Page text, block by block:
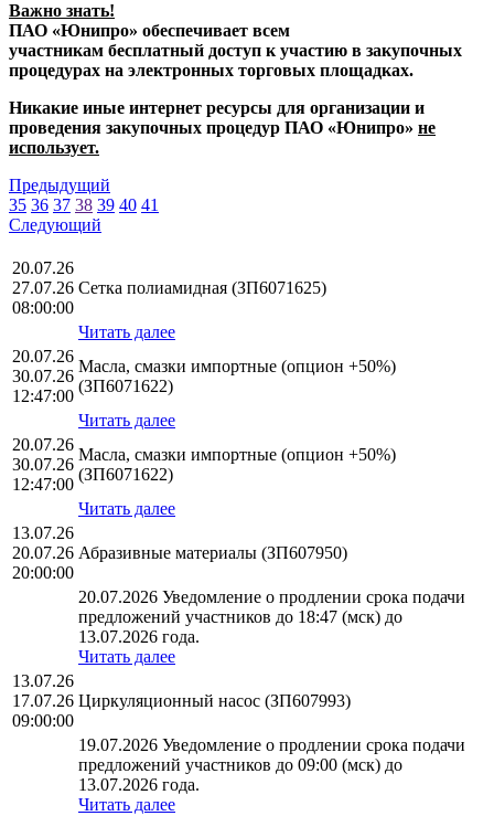
Важно знать!
ПАО «Юнипро» обеспечивает всем
участникам бесплатный доступ к участию в закупочных
процедурах на электронных торговых площадках.
Никакие иные интернет ресурсы для организации и
проведения закупочных процедур ПАО «Юнипро» не
использует.
Предыдущий
35 36 37 38 39 40 41
Следующий
20.07.26
27.07.26
08:00:00
Сетка полиамидная (ЗП6071625)
Читать далее
20.07.26
30.07.26
12:47:00
Масла, смазки импортные (опцион +50%)
(ЗП6071622)
Читать далее
20.07.26
30.07.26
12:47:00
Масла, смазки импортные (опцион +50%)
(ЗП6071622)
Читать далее
13.07.26
20.07.26
20:00:00
Абразивные материалы (ЗП607950)
20.07.2026 Уведомление о продлении срока подачи
предложений участников до 18:47 (мск) до
13.07.2026 года.
Читать далее
13.07.26
17.07.26
09:00:00
Циркуляционный насос (ЗП607993)
19.07.2026 Уведомление о продлении срока подачи
предложений участников до 09:00 (мск) до
13.07.2026 года.
Читать далее